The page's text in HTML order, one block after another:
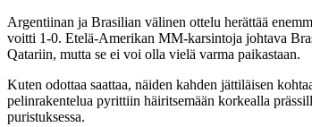
Argentiinan ja Brasilian välinen ottelu herättää
voitti 1-0. Etelä-Amerikan MM-karsintoja johtava
Qatariin, mutta se ei voi olla vielä varma paikastaan.
Kuten odottaa saattaa, näiden kahden jättiläisen
pelinrakentelua pyrittiin häiritsemään korkealla
puristuksessa.